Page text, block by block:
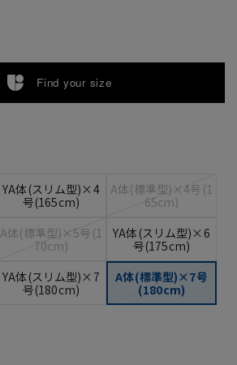
Find your size
YA体(スリム型)×4
号(165cm)
A体(標準型)×4号(1
65cm)
A体(標準型)×5号(1
70cm)
YA体(スリム型)×6
号(175cm)
YA体(スリム型)×7
号(180cm)
A体(標準型)×7号
(180cm)